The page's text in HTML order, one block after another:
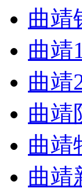
曲靖
曲靖
曲靖
曲靖
曲靖
曲靖